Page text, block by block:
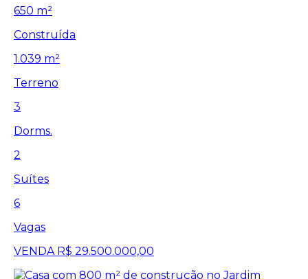
650 m²
Construída
1.039 m²
Terreno
3
Dorms.
2
Suítes
6
Vagas
VENDA R$ 29.500.000,00